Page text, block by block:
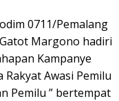
0711/Pemalang
Margono hadiri
Kampanye
Rakyat Awasi Pemilu
Pemilu ” bertempat